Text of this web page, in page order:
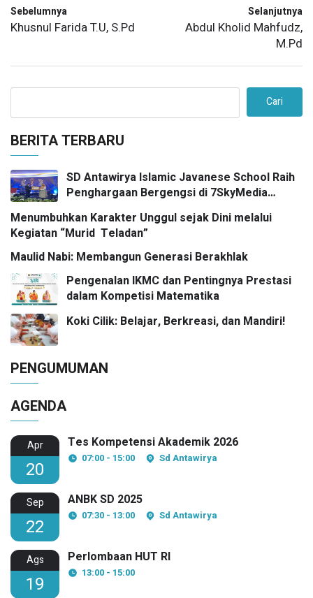
Sebelumnya
Khusnul Farida T.U, S.Pd
Selanjutnya
Abdul Kholid Mahfudz,
M.Pd
Cari
BERITA TERBARU
SD Antawirya Islamic Javanese School Raih
Penghargaan Bergengsi di 7SkyMedia
Menumbuhkan Karakter Unggul sejak Dini melalui
Kegiatan “Murid Teladan”
Maulid Nabi: Membangun Generasi Berakhlak
Pengenalan IKMC dan Pentingnya Prestasi
dalam Kompetisi Matematika
Koki Cilik: Belajar, Berkreasi, dan Mandiri!
PENGUMUMAN
AGENDA
Apr
20
Tes Kompetensi Akademik 2026
07:00 - 15:00 Sd Antawirya
Sep
22
ANBK SD 2025
07:30 - 13:00 Sd Antawirya
Ags
19
Perlombaan HUT RI
13:00 - 15:00